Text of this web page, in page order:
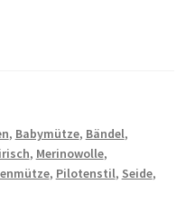
, Babymütze, Bändel,
irisch, Merinowolle,
, Pilotenstil, Seide,